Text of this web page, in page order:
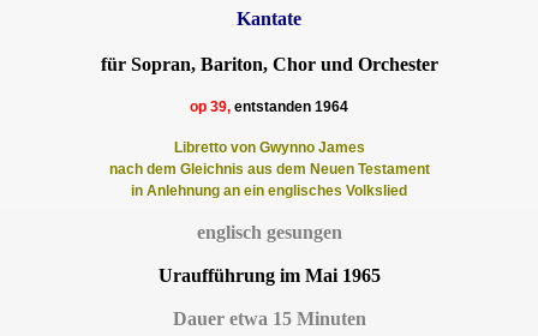
Kantate
für Sopran, Bariton, Chor und Orchester
op 39, entstanden 1964
Libretto von Gwynno James
nach dem Gleichnis aus dem Neuen Testament
in Anlehnung an ein englisches Volkslied
englisch gesungen
Uraufführung im Mai 1965
Dauer etwa 15 Minuten